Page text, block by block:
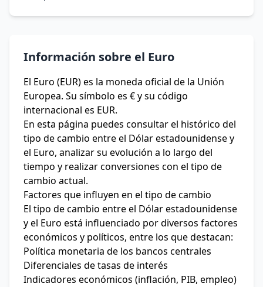
Información sobre el Euro
El Euro (EUR) es la moneda oficial de la Unión
Europea. Su símbolo es € y su código
internacional es EUR.
En esta página puedes consultar el histórico del
tipo de cambio entre el Dólar estadounidense y
el Euro, analizar su evolución a lo largo del
tiempo y realizar conversiones con el tipo de
cambio actual.
Factores que influyen en el tipo de cambio
El tipo de cambio entre el Dólar estadounidense
y el Euro está influenciado por diversos factores
económicos y políticos, entre los que destacan:
Política monetaria de los bancos centrales
Diferenciales de tasas de interés
Indicadores económicos (inflación, PIB, empleo)